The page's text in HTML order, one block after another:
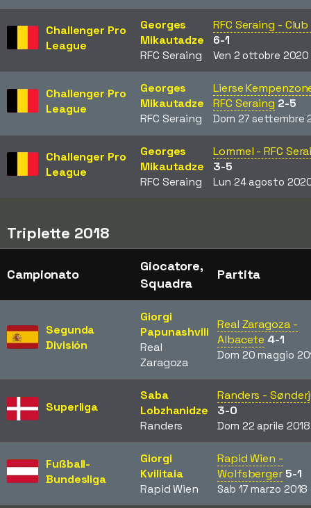
Challenger Pro
League
Georges
Mikautadze
RFC Seraing
RFC Seraing - Club
6-1
Ven 2 ottobre 2020
Challenger Pro
League
Georges
Mikautadze
RFC Seraing
Lierse
RFC Seraing 2-5
Dom 27 settembre
Challenger Pro
League
Georges
Mikautadze
RFC Seraing
Lommel - RFC
3-5
Lun 24 agosto
Triplette 2018
Campionato
Giocatore,
Squadra
Partita
Segunda
División
Giorgi
Papunashvili
Real
Zaragoza
Real Zaragoza -
Albacete 4-1
Dom 20 maggio
Superliga
Saba
Lobzhanidze
Randers
Randers -
3-0
Dom 22 aprile 2018
Fußball-
Bundesliga
Giorgi
Kvilitaia
Rapid Wien
Rapid Wien -
Wolfsberger 5-1
Sab 17 marzo 2018